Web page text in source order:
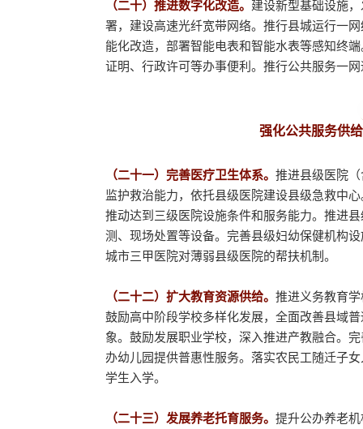
（二十）推进数字化改造。 建设新型基础设施
署，建设高速光纤宽带网络。推行县城运行一
能化改造，部署智能电表和智能水表等感知终
证明、行政许可等办事便利。推行公共服务一
强化公共服务供
（二十一）完善医疗卫生体系。 推进县级医院
监护救治能力，依托县级医院建设县级急救中
推动达到三级医院设施条件和服务能力。推进
测、现场处置等设备。完善县级妇幼保健机构
城市三甲医院对薄弱县级医院的帮扶机制。
（二十二）扩大教育资源供给。 推进义务教育
鼓励高中阶段学校多样化发展，全面改善县域
象。鼓励发展职业学校，深入推进产教融合。
办幼儿园提供普惠性服务。落实农民工随迁子
学生入学。
（二十三）发展养老托育服务。 提升公办养老